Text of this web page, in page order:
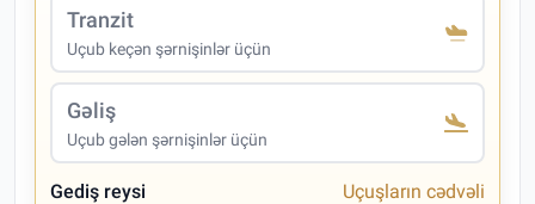
Tranzit
Uçub keçən şərnişinlər üçün
Gəliş
Uçub gələn şərnişinlər üçün
Gediş reysi Uçuşların cədvəli